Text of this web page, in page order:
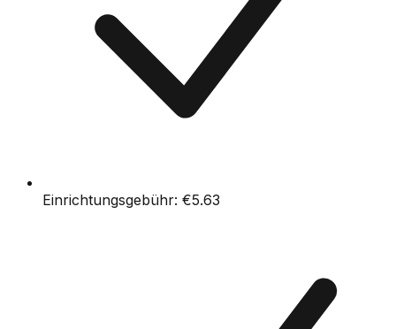
Einrichtungsgebühr: €5.63